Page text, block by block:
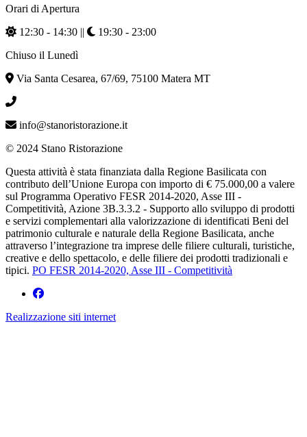
Orari di Apertura
12:30 - 14:30 ||
19:30 - 23:00
Chiuso il Lunedì
Via Santa Cesarea, 67/69, 75100 Matera MT
info@stanoristorazione.it
© 2024 Stano Ristorazione
Questa attività è stata finanziata dalla Regione Basilicata con
contributo dell’Unione Europa con importo di € 75.000,00 a valere
sul Programma Operativo FESR 2014-2020, Asse III -
Competitività, Azione 3B.3.3.2 - Supporto allo sviluppo di prodotti
e servizi complementari alla valorizzazione di identificati Beni del
patrimonio culturale e naturale della Regione Basilicata, anche
attraverso l’integrazione tra imprese delle filiere culturali, turistiche,
creative e dello spettacolo, e delle filiere dei prodotti tradizionali e
tipici. PO FESR 2014-2020, Asse III - Competitività
Realizzazione siti internet